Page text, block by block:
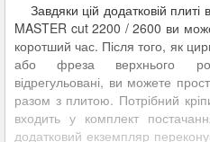
Завдяки цій додатковій
MASTER cut 2200 / 2600 ви
коротший час. Після того, як
або фреза верхнього
відрегульовані, ви можете
разом з плитою. Потрібний
входить у комплект
додатковий екземпляр